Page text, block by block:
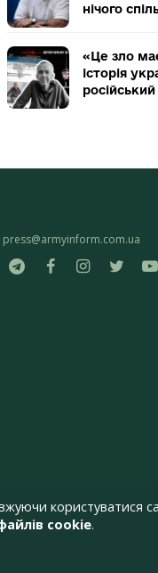
нічого
«Це зло
історія
press@armyinform.com.ua
користуватися
cookie.